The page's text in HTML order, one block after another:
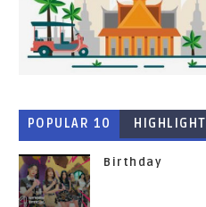
POPULAR 10
HIGHLIGHT
Birthday